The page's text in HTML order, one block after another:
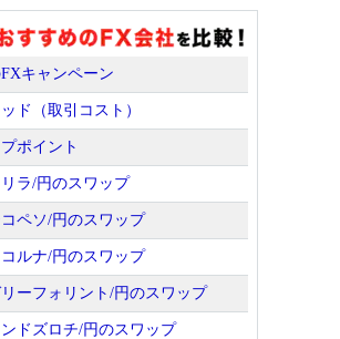
キャンペーン
ド（取引コスト）
ポイント
リラ/円のスワップ
コペソ/円のスワップ
ルナ/円のスワップ
ーフォリント/円のスワップ
ドズロチ/円のスワップ